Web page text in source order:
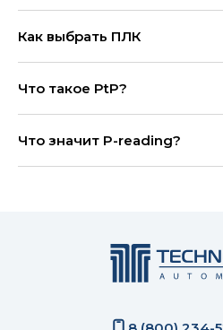
Как выбрать ПЛК
Что такое PtP?
Что значит P-reading?